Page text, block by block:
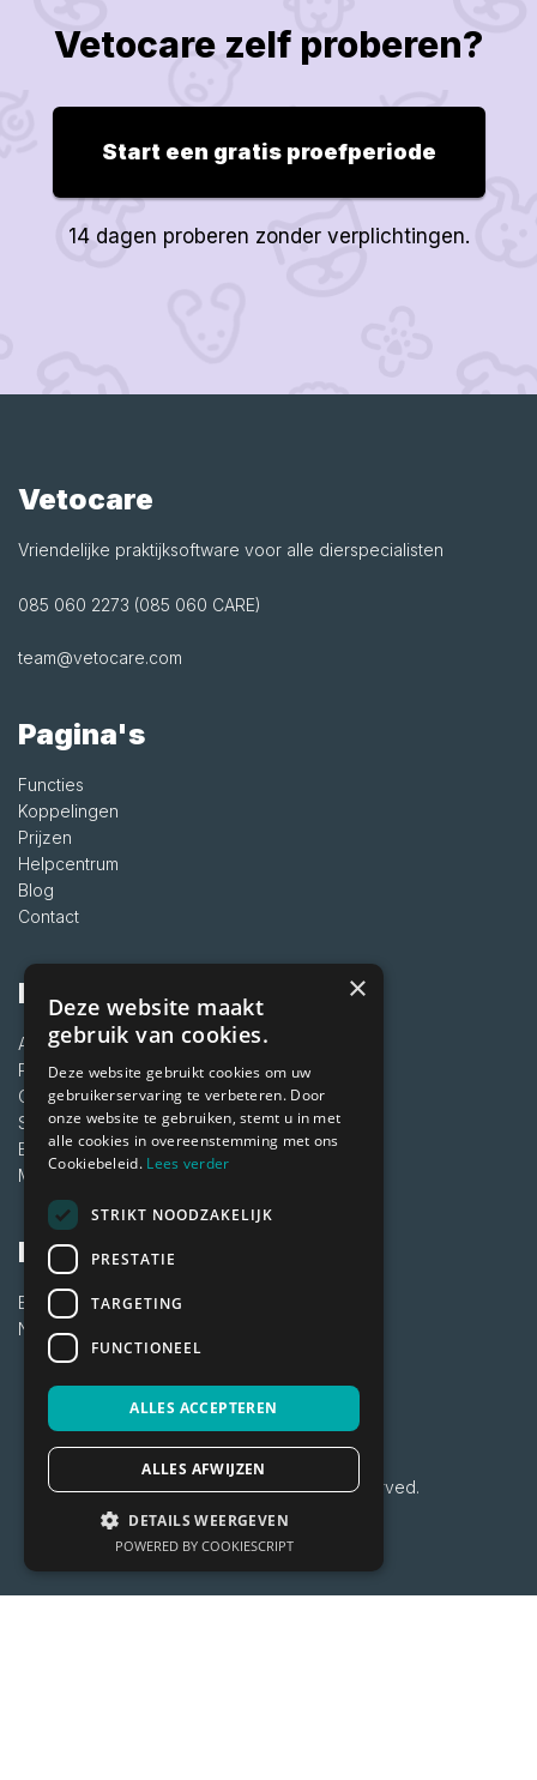
Vetocare zelf proberen?
Start een gratis proefperiode
14 dagen proberen zonder verplichtingen.
Vetocare
Vriendelijke praktijksoftware voor alle dierspecialisten
085 060 2273 (085 060 CARE)
team@vetocare.com
Pagina's
Functies
Koppelingen
Prijzen
Helpcentrum
Blog
Contact
Informatie
Algemene voorwaarden
Privacybeleid
Cookies
Status
Ervaringen van klanten
ManitaVet alternatief
Languages
English
Nederlands
Made with 💚 in Holland
© 2026 Vetocare - All rights reserved.
×
Deze website maakt
gebruik van cookies.
Deze website gebruikt cookies om uw
gebruikerservaring te verbeteren. Door
onze website te gebruiken, stemt u in met
alle cookies in overeenstemming met ons
Cookiebeleid. Lees verder
STRIKT NOODZAKELIJK
PRESTATIE
TARGETING
FUNCTIONEEL
ALLES ACCEPTEREN
ALLES AFWIJZEN
DETAILS WEERGEVEN
POWERED BY COOKIESCRIPT